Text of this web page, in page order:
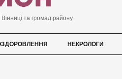
та громад району
НЕКРОЛОГИ